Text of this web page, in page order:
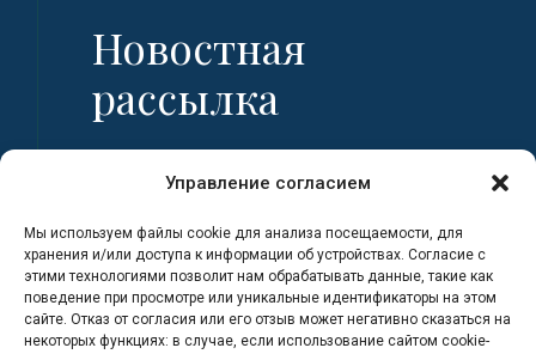
Управление согласием
Мы используем файлы cookie для анализа посещаемости, для
хранения и/или доступа к информации об устройствах. Согласие с
этими технологиями позволит нам обрабатывать данные, такие как
поведение при просмотре или уникальные идентификаторы на этом
сайте. Отказ от согласия или его отзыв может негативно сказаться на
некоторых функциях: в случае, если использование сайтом cookie-
Новостная
рассылка
Фамилия
Адрес электронной почты